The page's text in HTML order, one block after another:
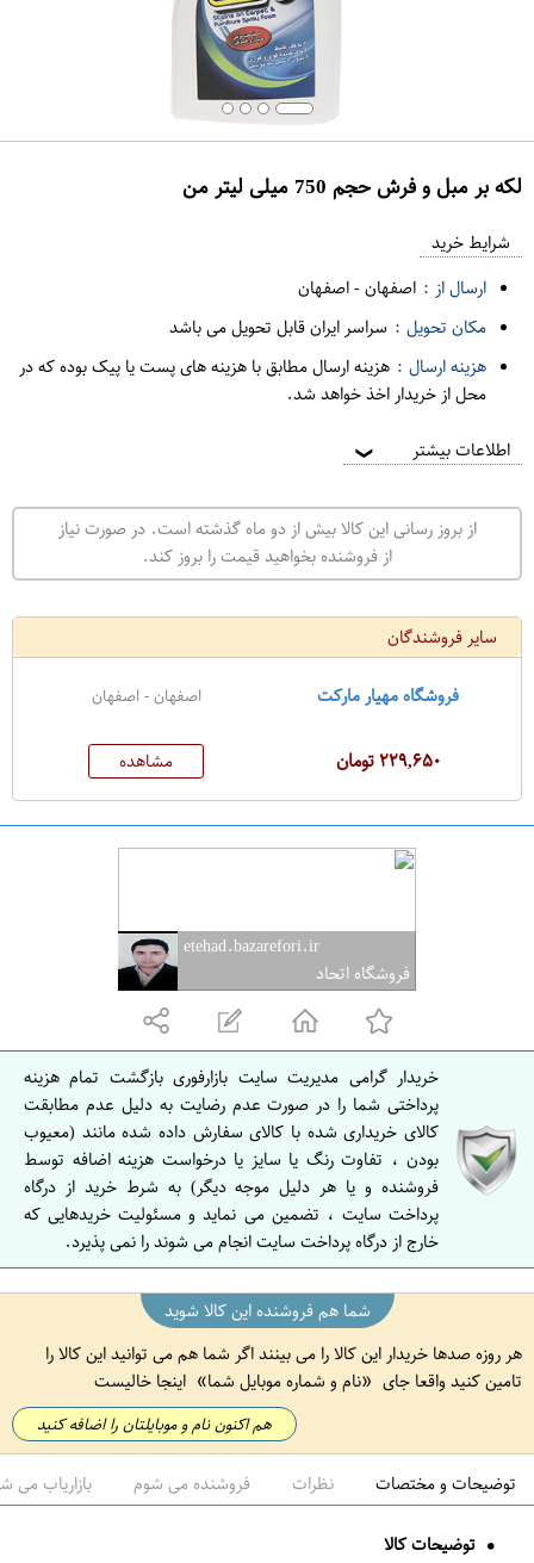
لکه بر مبل و فرش حجم 750 میلی لیتر من
ف
ر
ت
ه
ر
ا
ص
ف
ه
ا
ن
ف
ه
ن
شرایط خرید
ارسال از : اصفهان-اصفهان
مکان تحویل : سراسر ایران قابل تحویل می باشد
هزینه ارسال : هزینه ارسال مطابق با هزینه های پست یا پیک بوده که در
محل از خریدار اخذ خواهد شد.
اطلاعات بیشتر ❯
از بروز رسانی این کالا بیش از دو ماه گذشته است. در صورت نیاز
از فروشنده بخواهید قیمت را بروز کند.
سایر فروشندگان
فروشگاه مهیار مارکت اصفهان - اصفهان
۲۲۹,۶۵۰ تومان مشاهده
etehad.bazarefori.ir
فروشگاه اتحاد
خریدار گرامی مدیریت سایت بازارفوری بازگشت تمام هزینه
پرداختی شما را در صورت عدم رضایت به دلیل عدم مطابقت
کالای خریداری شده با کالای سفارش داده شده مانند (معیوب
بودن ، تفاوت رنگ یا سایز یا درخواست هزینه اضافه توسط
فروشنده و یا هر دلیل موجه دیگر) به شرط خرید از درگاه
پرداخت سایت ، تضمین می نماید و مسئولیت خریدهایی که
خارج از درگاه پرداخت سایت انجام می شوند را نمی پذیرد.
شما هم فروشنده این کالا شوید
هر روزه صدها خریدار این کالا را می بینند اگر شما هم می توانید این کالا را
تامین کنید واقعا جای
نام و شماره موبایل شما اینجا خالیست
هم اکنون نام و موبایلتان را اضافه کنید
توضیحات و مختصات نظرات فروشنده می شوم بازاریاب می
توضیحات کالا